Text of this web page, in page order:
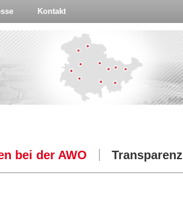
Kontakt
bei der AWO Transparenz